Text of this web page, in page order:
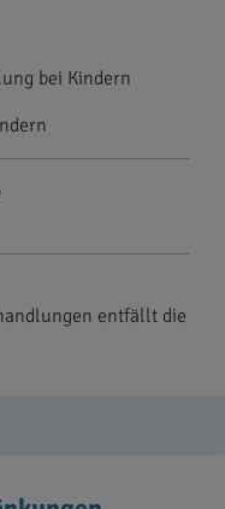
bei Kindern
entfällt die